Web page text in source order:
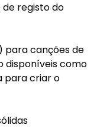
registo do
para canções de
disponíveis como
para criar o